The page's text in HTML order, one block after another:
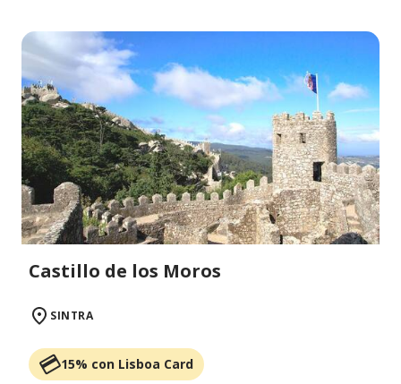
Castillo de los Moros
SINTRA
15% con Lisboa Card